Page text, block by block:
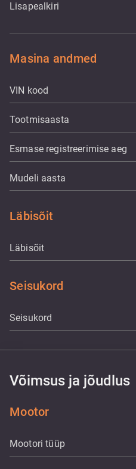
Lisapealkiri
Masina andmed
VIN kood
Tootmisaasta
Esmase registreerimise aeg
Mudeli aasta
Läbisõit
Läbisõit
Seisukord
Seisukord
Võimsus ja jõudlus
Mootor
Mootori tüüp